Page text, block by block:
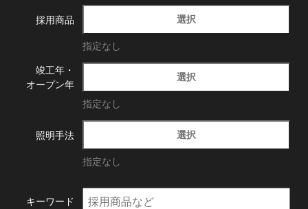
採用商品 選択
指定なし
竣工年・
オープン年
選択
指定なし
照明手法 選択
指定なし
キーワード